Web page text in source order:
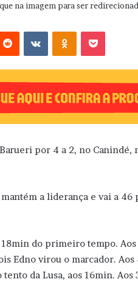
na imagem para ser
VK OK
por 4 a 2, no Canindé,
a liderança e vai a
do primeiro tempo.
Edno virou o marcador.
da Lusa, aos 16min.